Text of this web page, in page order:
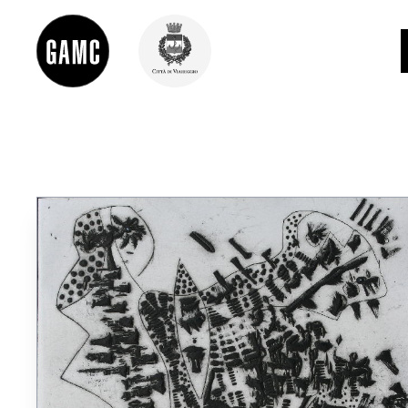
DIDATTICA
SHOP
LE COLLEZIONI
GLI AUTORI
LORENZO VIANI
MOSTRE
EVENTI
PALAZZO DELLE MUSE